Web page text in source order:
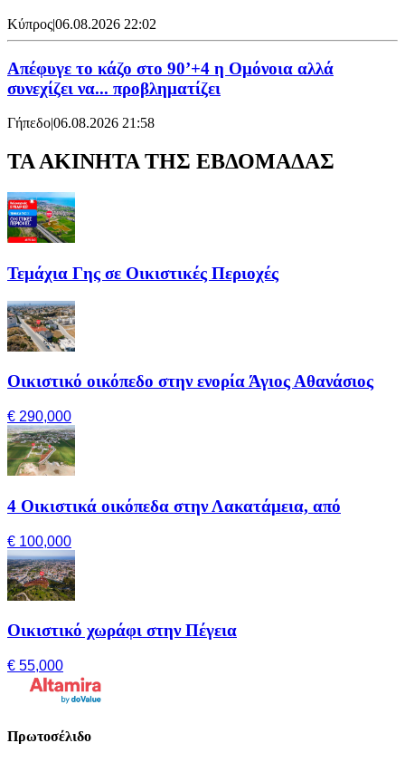
Κύπρος|06.08.2026 22:02
Απέφυγε το κάζο στο 90’+4 η Ομόνοια αλλά
συνεχίζει να... προβληματίζει
Γήπεδο|06.08.2026 21:58
ΤΑ ΑΚΙΝΗΤΑ ΤΗΣ ΕΒΔΟΜΑΔΑΣ
Τεμάχια Γης σε Οικιστικές Περιοχές
Οικιστικό οικόπεδο στην ενορία Άγιος Αθανάσιος
€ 290,000
4 Οικιστικά οικόπεδα στην Λακατάμεια, από
€ 100,000
Οικιστικό χωράφι στην Πέγεια
€ 55,000
Πρωτοσέλιδο